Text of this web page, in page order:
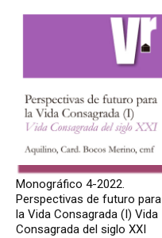
Monográfico 4-2022.
Perspectivas de futuro para
la Vida Consagrada (I) Vida
Consagrada del siglo XXI